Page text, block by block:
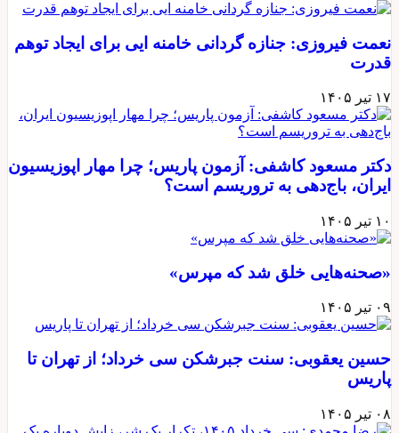
نعمت فیروزی: جنازه گردانی خامنه ایی برای ایجاد توهم
قدرت
۱۷ تیر ۱۴۰۵
دکتر مسعود کاشفی: آزمون پاریس؛ چرا مهار اپوزیسیون
ایران، باج‌دهی به تروریسم است؟
۱۰ تیر ۱۴۰۵
«صحنه‌هایی خلق شد که مپرس»
۰۹ تیر ۱۴۰۵
حسین یعقوبی: سنت جبرشکن سی خرداد؛ از تهران تا
پاریس
۰۸ تیر ۱۴۰۵